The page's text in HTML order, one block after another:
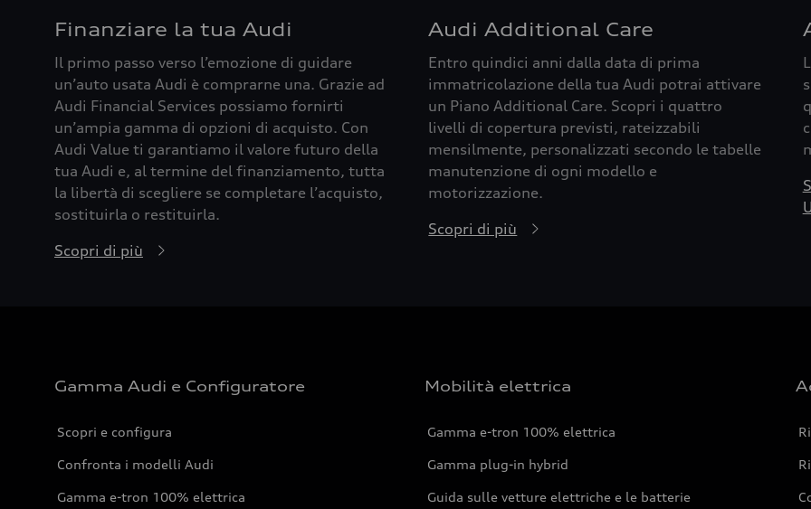
Finanziare la tua Audi
Il primo passo verso l’emozione di guidare
un’auto usata Audi è comprarne una. Grazie ad
Audi Financial Services possiamo fornirti
un’ampia gamma di opzioni di acquisto. Con
Audi Value ti garantiamo il valore futuro della
tua Audi e, al termine del finanziamento, tutta
la libertà di scegliere se completare l’acquisto,
sostituirla o restituirla.
Scopri di più
Audi Additional Care
Entro quindici anni dalla data di prima
immatricolazione della tua Audi potrai attivare
un Piano Additional Care. Scopri i quattro
livelli di copertura previsti, rateizzabili
mensilmente, personalizzati secondo le tabelle
manutenzione di ogni modello e
motorizzazione.
Scopri di più
Gamma Audi e Configuratore
Scopri e configura
Confronta i modelli Audi
Gamma e-tron 100% elettrica
Mobilità elettrica
Gamma e-tron 100% elettrica
Gamma plug-in hybrid
Guida sulle vetture elettriche e le batterie